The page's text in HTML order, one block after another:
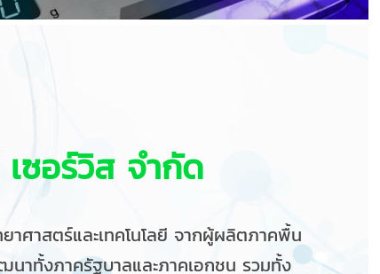
ซอร์วิส จำกัด
าศาสตร์และเทคโนโลยี จากผู้ผลิตภาคพื้น
นาทั้งภาครัฐบาลและภาคเอกชน รวมทั้ง